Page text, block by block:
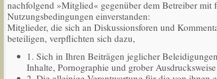
nachfolgend »Mitglied« gegenüber dem Betreiber mit
Nutzungsbedingungen einverstanden:
Mitglieder, die sich an Diskussionsforen und
beteiligen, verpflichten sich dazu,
1. Sich in Ihren Beiträgen jeglicher
Inhalte, Pornographie und grober